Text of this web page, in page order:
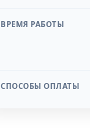
ВРЕМЯ РАБОТЫ
СПОСОБЫ ОПЛАТЫ